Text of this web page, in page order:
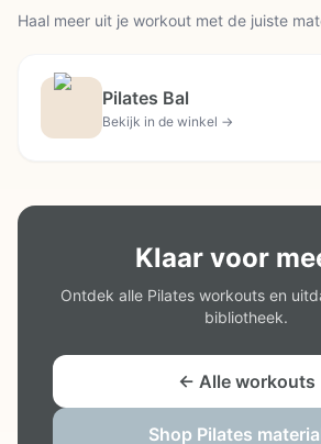
Haal meer uit je workout met de juiste
Pilates Bal
Bekijk in de winkel →
Klaar voor
Ontdek alle Pilates workouts en
bibliotheek.
← Alle workouts
Shop Pilates